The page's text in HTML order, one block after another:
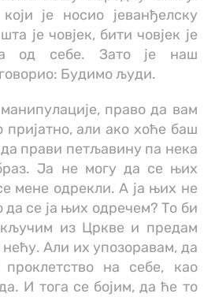
је носио јеванђелску
је човјек, бити човјек је
од себе. Зато је наш
Будимо људи.
право да вам
пријатно, али ако хоће баш
прави петљавину па нека
Ја не могу да се њих
мене одрекли. А ја њих не
се ја њих одречем? То би
из Цркве и предам
нећу. Али их упозоравам, да
на себе, као
И тога се бојим, да ће то